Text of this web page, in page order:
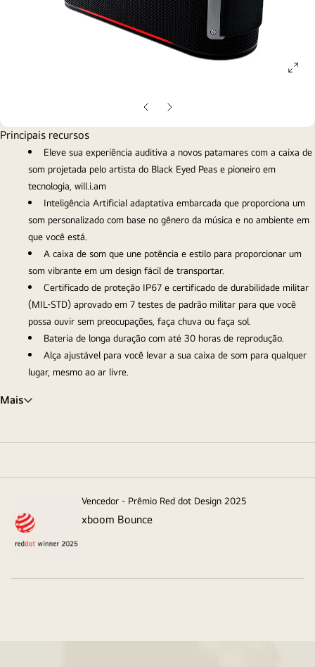
Slide
anterior
Próximo
slide
Principais recursos
Eleve sua experiência auditiva a novos patamares com a caixa de
som projetada pelo artista do Black Eyed Peas e pioneiro em
tecnologia, will.i.am
Inteligência Artificial adaptativa embarcada que proporciona um
som personalizado com base no gênero da música e no ambiente em
que você está.
A caixa de som que une potência e estilo para proporcionar um
som vibrante em um design fácil de transportar.
Certificado de proteção IP67 e certificado de durabilidade militar
(MIL-STD) aprovado em 7 testes de padrão militar para que você
possa ouvir sem preocupações, faça chuva ou faça sol.
Bateria de longa duração com até 30 horas de reprodução.
Alça ajustável para você levar a sua caixa de som para qualquer
lugar, mesmo ao ar livre.
Mais
Vencedor - Prêmio Red dot Design 2025
xboom Bounce